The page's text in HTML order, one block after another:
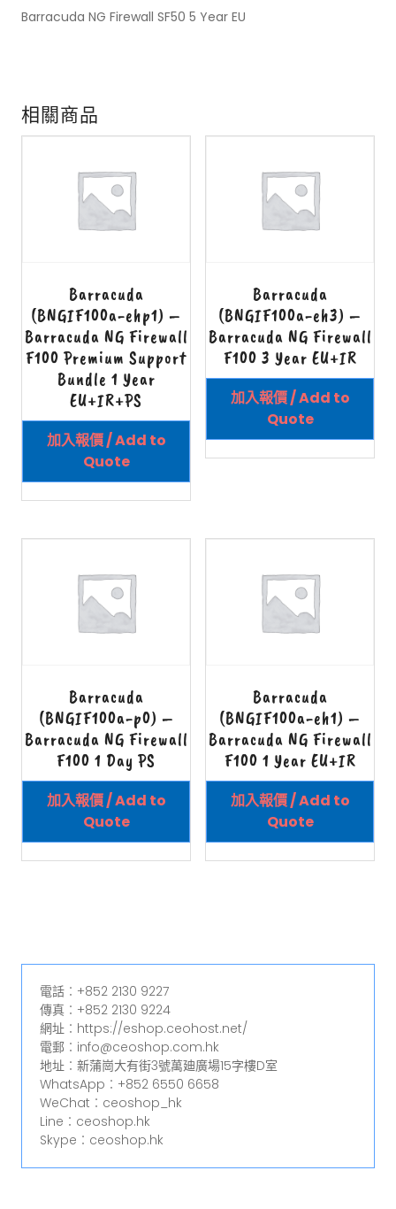
Barracuda NG Firewall SF50 5 Year EU
相關商品
Barracuda
(BNGIF100a-ehp1) –
Barracuda NG Firewall
F100 Premium Support
Bundle 1 Year
EU+IR+PS
加入報價 / Add to
Quote
Barracuda
(BNGIF100a-eh3) –
Barracuda NG Firewall
F100 3 Year EU+IR
加入報價 / Add to
Quote
Barracuda
(BNGIF100a-p0) –
Barracuda NG Firewall
F100 1 Day PS
加入報價 / Add to
Quote
Barracuda
(BNGIF100a-eh1) –
Barracuda NG Firewall
F100 1 Year EU+IR
加入報價 / Add to
Quote
電話︰+852 2130 9227
傳真︰+852 2130 9224
網址︰https://eshop.ceohost.net/
電郵︰info@ceoshop.com.hk
地址︰新蒲崗大有街3號萬廸廣場15字樓D室
WhatsApp︰+852 6550 6658
WeChat︰ceoshop_hk
Line︰ceoshop.hk
Skype︰ceoshop.hk